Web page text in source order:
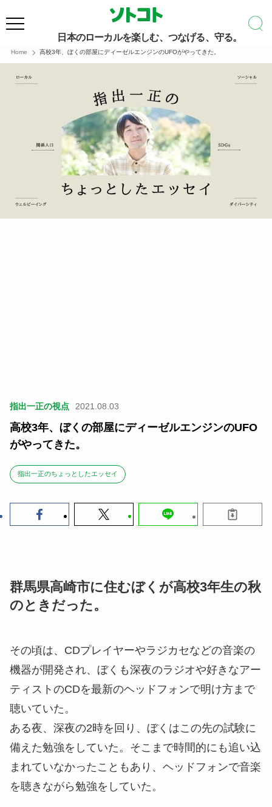
日本のローカルを楽しむ、つなげる、守る。
Home 高校3年、ぼくの部屋にディーゼルエンジンのUFOがやってきた。
指出一正の視点 2021.08.03
高校3年、ぼくの部屋にディーゼルエンジンのUFO
がやってきた。
指出一正のちょっとしたエッセイ
群馬県高崎市に住むぼくが高校3年生の秋
のときだった。
その頃は、CDプレイヤーやラジカセなどの音楽の
機器が開発され、ぼくも深夜のラジオや好きなアー
ティストのCDを最新のヘッドフォンで明け方まで
聴いていた。
ある夜、深夜の2時を回り、ぼくはこの先の試験に
備えた勉強をしていた。そこまで時間的にも追い込
まれていなかったこともあり、ヘッドフォンで音楽
を聴きながら勉強をしていた。